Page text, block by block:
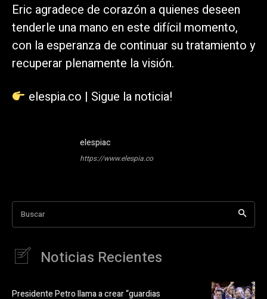
Eric agradece de corazón a quienes deseen
tenderle una mano en este difícil momento,
con la esperanza de continuar su tratamiento y
recuperar plenamente la visión.
elespia.co | Sigue la noticia!
elespiac
https://www.elespia.co
Buscar
Noticias Recientes
Presidente Petro llama a crear “guardias